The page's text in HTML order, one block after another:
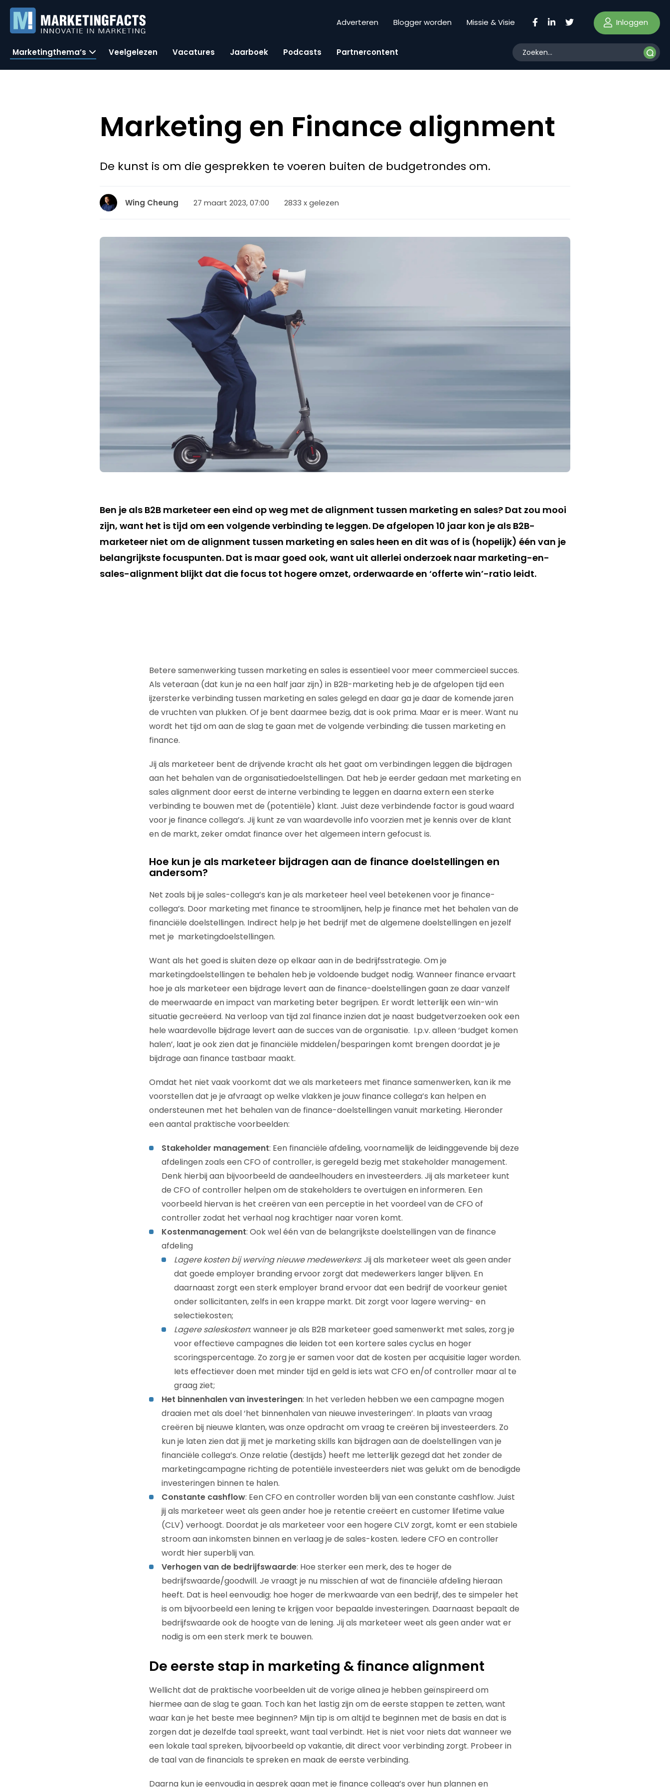
Adverteren Blogger worden Missie & Visie Inloggen
Marketingthema’s Veelgelezen Vacatures Jaarboek Podcasts Partnercontent
Marketing en Finance alignment
De kunst is om die gesprekken te voeren buiten de budgetrondes om.
Wing Cheung 27 maart 2023, 07:00 2833 x gelezen
Ben je als B2B marketeer een eind op weg met de alignment tussen marketing en sales? Dat zou mooi
zijn, want het is tijd om een volgende verbinding te leggen. De afgelopen 10 jaar kon je als B2B-
marketeer niet om de alignment tussen marketing en sales heen en dit was of is (hopelijk) één van je
belangrijkste focuspunten. Dat is maar goed ook, want uit allerlei onderzoek naar marketing-en-
sales-alignment blijkt dat die focus tot hogere omzet, orderwaarde en ‘offerte win’-ratio leidt.
Betere samenwerking tussen marketing en sales is essentieel voor meer commercieel succes.
Als veteraan (dat kun je na een half jaar zijn) in B2B-marketing heb je de afgelopen tijd een
ijzersterke verbinding tussen marketing en sales gelegd en daar ga je daar de komende jaren
de vruchten van plukken. Of je bent daarmee bezig, dat is ook prima. Maar er is meer. Want nu
wordt het tijd om aan de slag te gaan met de volgende verbinding: die tussen marketing en
finance.
Jij als marketeer bent de drijvende kracht als het gaat om verbindingen leggen die bijdragen
aan het behalen van de organisatiedoelstellingen. Dat heb je eerder gedaan met marketing en
sales alignment door eerst de interne verbinding te leggen en daarna extern een sterke
verbinding te bouwen met de (potentiële) klant. Juist deze verbindende factor is goud waard
voor je finance collega’s. Jij kunt ze van waardevolle info voorzien met je kennis over de klant
en de markt, zeker omdat finance over het algemeen intern gefocust is.
Hoe kun je als marketeer bijdragen aan de finance doelstellingen en
andersom?
Net zoals bij je sales-collega’s kan je als marketeer heel veel betekenen voor je finance-
collega’s. Door marketing met finance te stroomlijnen, help je finance met het behalen van de
financiële doelstellingen. Indirect help je het bedrijf met de algemene doelstellingen en jezelf
met je marketingdoelstellingen.
Want als het goed is sluiten deze op elkaar aan in de bedrijfsstrategie. Om je
marketingdoelstellingen te behalen heb je voldoende budget nodig. Wanneer finance ervaart
hoe je als marketeer een bijdrage levert aan de finance-doelstellingen gaan ze daar vanzelf
de meerwaarde en impact van marketing beter begrijpen. Er wordt letterlijk een win-win
situatie gecreëerd. Na verloop van tijd zal finance inzien dat je naast budgetverzoeken ook een
hele waardevolle bijdrage levert aan de succes van de organisatie. I.p.v. alleen ‘budget komen
halen’, laat je ook zien dat je financiële middelen/besparingen komt brengen doordat je je
bijdrage aan finance tastbaar maakt.
Omdat het niet vaak voorkomt dat we als marketeers met finance samenwerken, kan ik me
voorstellen dat je je afvraagt op welke vlakken je jouw finance collega’s kan helpen en
ondersteunen met het behalen van de finance-doelstellingen vanuit marketing. Hieronder
een aantal praktische voorbeelden:
Stakeholder management: Een financiële afdeling, voornamelijk de leidinggevende bij deze
afdelingen zoals een CFO of controller, is geregeld bezig met stakeholder management.
Denk hierbij aan bijvoorbeeld de aandeelhouders en investeerders. Jij als marketeer kunt
de CFO of controller helpen om de stakeholders te overtuigen en informeren. Een
voorbeeld hiervan is het creëren van een perceptie in het voordeel van de CFO of
controller zodat het verhaal nog krachtiger naar voren komt.
Kostenmanagement: Ook wel één van de belangrijkste doelstellingen van de finance
afdeling
Lagere kosten bij werving nieuwe medewerkers: Jij als marketeer weet als geen ander
dat goede employer branding ervoor zorgt dat medewerkers langer blijven. En
daarnaast zorgt een sterk employer brand ervoor dat een bedrijf de voorkeur geniet
onder sollicitanten, zelfs in een krappe markt. Dit zorgt voor lagere werving- en
selectiekosten;
Lagere saleskosten: wanneer je als B2B marketeer goed samenwerkt met sales, zorg je
voor effectieve campagnes die leiden tot een kortere sales cyclus en hoger
scoringspercentage. Zo zorg je er samen voor dat de kosten per acquisitie lager worden.
Iets effectiever doen met minder tijd en geld is iets wat CFO en/of controller maar al te
graag ziet;
Het binnenhalen van investeringen: In het verleden hebben we een campagne mogen
draaien met als doel ‘het binnenhalen van nieuwe investeringen’. In plaats van vraag
creëren bij nieuwe klanten, was onze opdracht om vraag te creëren bij investeerders. Zo
kun je laten zien dat jij met je marketing skills kan bijdragen aan de doelstellingen van je
financiële collega’s. Onze relatie (destijds) heeft me letterlijk gezegd dat het zonder de
marketingcampagne richting de potentiële investeerders niet was gelukt om de benodigde
investeringen binnen te halen.
Constante cashflow: Een CFO en controller worden blij van een constante cashflow. Juist
jij als marketeer weet als geen ander hoe je retentie creëert en customer lifetime value
(CLV) verhoogt. Doordat je als marketeer voor een hogere CLV zorgt, komt er een stabiele
stroom aan inkomsten binnen en verlaag je de sales-kosten. Iedere CFO en controller
wordt hier superblij van.
Verhogen van de bedrijfswaarde: Hoe sterker een merk, des te hoger de
bedrijfswaarde/goodwill. Je vraagt je nu misschien af wat de financiële afdeling hieraan
heeft. Dat is heel eenvoudig: hoe hoger de merkwaarde van een bedrijf, des te simpeler het
is om bijvoorbeeld een lening te krijgen voor bepaalde investeringen. Daarnaast bepaalt de
bedrijfswaarde ook de hoogte van de lening. Jij als marketeer weet als geen ander wat er
nodig is om een sterk merk te bouwen.
De eerste stap in marketing & finance alignment
Wellicht dat de praktische voorbeelden uit de vorige alinea je hebben geïnspireerd om
hiermee aan de slag te gaan. Toch kan het lastig zijn om de eerste stappen te zetten, want
waar kan je het beste mee beginnen? Mijn tip is om altijd te beginnen met de basis en dat is
zorgen dat je dezelfde taal spreekt, want taal verbindt. Het is niet voor niets dat wanneer we
een lokale taal spreken, bijvoorbeeld op vakantie, dit direct voor verbinding zorgt. Probeer in
de taal van de financials te spreken en maak de eerste verbinding.
Daarna kun je eenvoudig in gesprek gaan met je finance collega’s over hun plannen en